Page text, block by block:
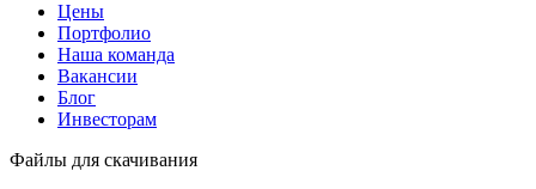
Цены
Портфолио
Наша команда
Вакансии
Блог
Инвесторам
Файлы для скачивания